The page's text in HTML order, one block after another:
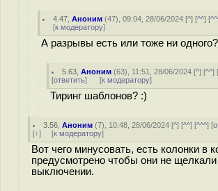
4.47 ,Аноним (47), 09:04, 28/06/2024 [^] [^^] [
[к модератору]
А разрывы есть или тоже ни одного?
5.63 ,Аноним (63), 11:51, 28/06/2024 [^] [^^]
[ответить] [к модератору]
Тиринг шаблонов? :)
3.56 ,Аноним (7), 10:48, 28/06/2024 [^] [^^] [^^^] [
[↑] [к модератору]
Вот чего минусовать, есть колонки в
предусмотрено чтобы они не
выключении.